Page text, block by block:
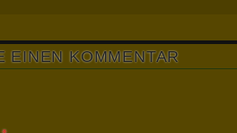
EINEN KOMMENTAR